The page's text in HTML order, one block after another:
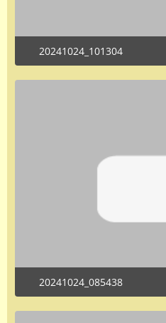
20241024_101304
October 24, 2024 at 2:11 PM
20241024_085438
October 24, 2024 at 2:11 PM